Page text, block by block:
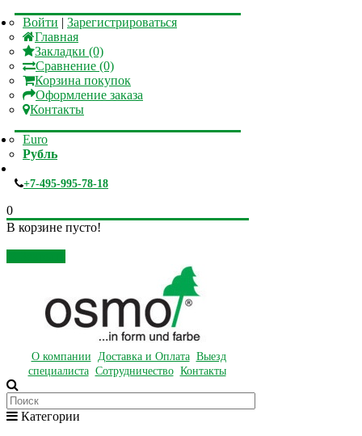
Войти | Зарегистрироваться
Главная
Закладки (0)
Сравнение (0)
Корзина покупок
Оформление заказа
Контакты
Euro
Рубль
+7-495-995-78-18
0
В корзине пусто!
О компании Доставка и Оплата Выезд
специалиста Сотрудничество Контакты
Категории